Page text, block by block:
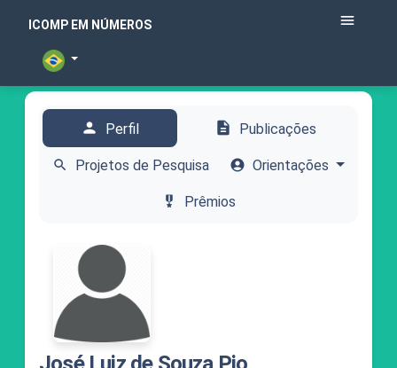
ICOMP EM NÚMEROS menu
person Perfil description Publicações
search Projetos de Pesquisa account_circle Orientações
military_tech Prêmios